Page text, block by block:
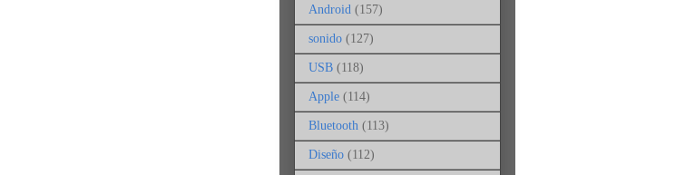
Android (157)
sonido (127)
USB (118)
Apple (114)
Bluetooth (113)
Diseño (112)